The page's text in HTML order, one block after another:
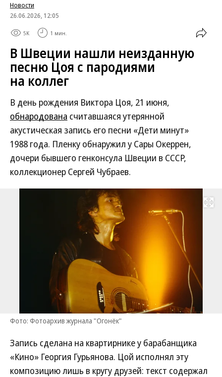
Новости
26.06.2026, 12:05
5K 1 мин.
В Швеции нашли неизданную
песню Цоя с пародиями
на коллег
В день рождения Виктора Цоя, 21 июня,
обнародована считавшаяся утерянной
акустическая запись его песни «Дети минут»
1988 года. Пленку обнаружил у Сары Океррен,
дочери бывшего генконсула Швеции в СССР,
коллекционер Сергей Чубраев.
Развернуть
Фото: Фотоархив журнала "Огонёк"
Запись сделана на квартирнике у барабанщика
«Кино» Георгия Гурьянова. Цой исполнял эту
композицию лишь в кругу друзей: текст содержал